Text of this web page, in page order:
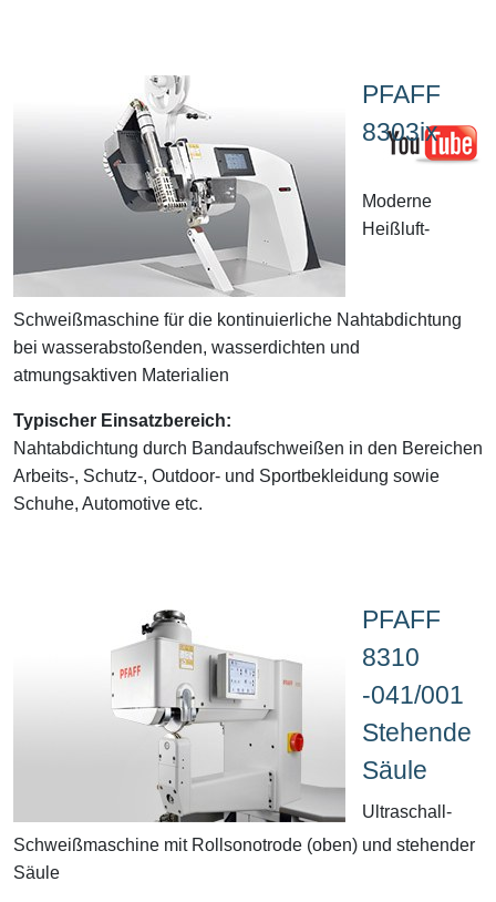
PFAFF
8303ix
Moderne
Heißluft-
Schweißmaschine für die kontinuierliche Nahtabdichtung
bei wasserabstoßenden, wasserdichten und
atmungsaktiven Materialien
Typischer Einsatzbereich:
Nahtabdichtung durch Bandaufschweißen in den Bereichen
Arbeits-, Schutz-, Outdoor- und Sportbekleidung sowie
Schuhe, Automotive etc.
PFAFF
8310
-041/001
Stehende
Säule
Ultraschall-
Schweißmaschine mit Rollsonotrode (oben) und stehender
Säule